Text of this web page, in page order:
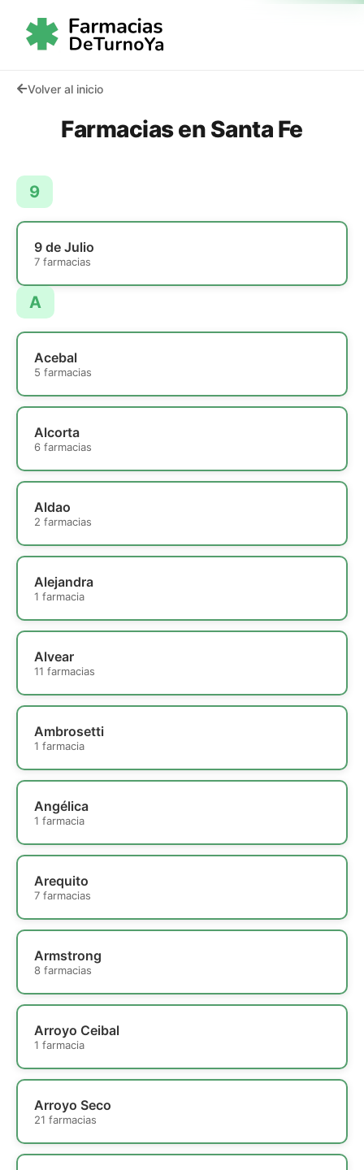
Volver al inicio
Farmacias en Santa Fe
9
9 de Julio
7 farmacias
A
Acebal
5 farmacias
Alcorta
6 farmacias
Aldao
2 farmacias
Alejandra
1 farmacia
Alvear
11 farmacias
Ambrosetti
1 farmacia
Angélica
1 farmacia
Arequito
7 farmacias
Armstrong
8 farmacias
Arroyo Ceibal
1 farmacia
Arroyo Seco
21 farmacias